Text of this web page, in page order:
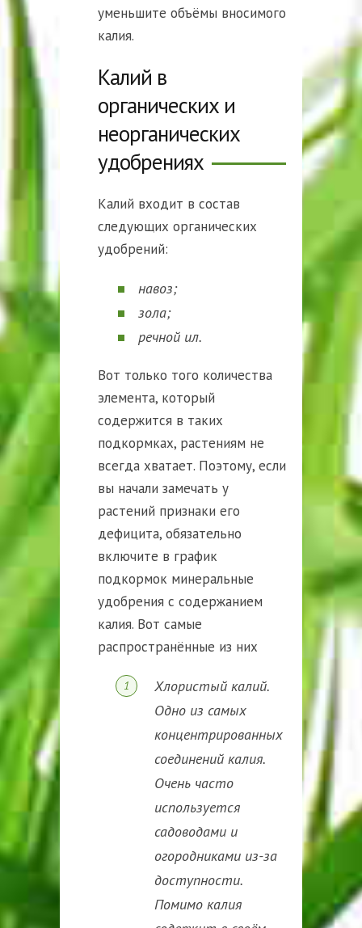
уменьшите объёмы вносимого
калия.
Калий в
органических и
неорганических
удобрениях
Калий входит в состав
следующих органических
удобрений:
навоз;
зола;
речной ил.
Вот только того количества
элемента, который
содержится в таких
подкормках, растениям не
всегда хватает. Поэтому, если
вы начали замечать у
растений признаки его
дефицита, обязательно
включите в график
подкормок минеральные
удобрения с содержанием
калия. Вот самые
распространённые из них
Хлористый калий.
Одно из самых
концентрированных
соединений калия.
Очень часто
используется
садоводами и
огородниками из-за
доступности.
Помимо калия